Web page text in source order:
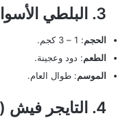
3. البلطي الأسواني
الحجم: 1 – 3 كجم.
الطعم: دود وعجينة.
الموسم: طوال العام.
4. التايجر فيش (Tiger Fish)